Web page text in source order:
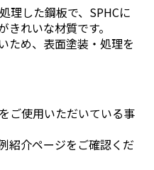
理した鋼板で、SPHCに
れいな材質です。
ため、表面塗装・処理を
ご使用いただいている事
紹介ページをご確認くだ